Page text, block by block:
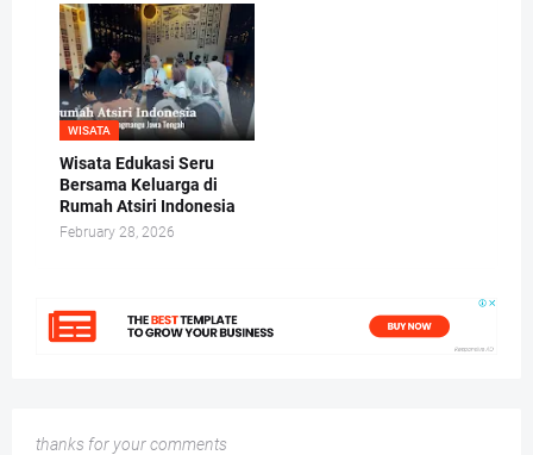
WISATA
Wisata Edukasi Seru
Bersama Keluarga di
Rumah Atsiri Indonesia
February 28, 2026
thanks for your comments